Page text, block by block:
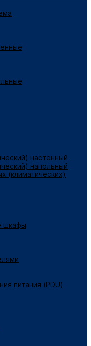
настенный
напольный
(климатических)
шкафы
питания (PDU)